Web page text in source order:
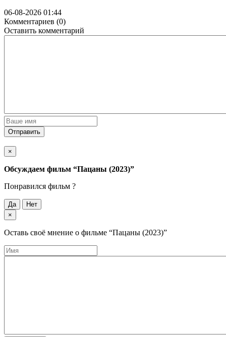
06-08-2026 01:44
Комментариев (0)
Оставить комментарий
Отправить
×
Обсуждаем фильм “Пацаны (2023)”
Понравился фильм ?
Да
Нет
×
Оставь своё мнение о фильме “Пацаны (2023)”